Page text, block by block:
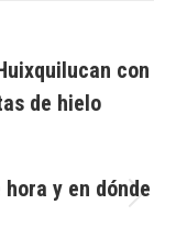
con
de hielo
y en dónde